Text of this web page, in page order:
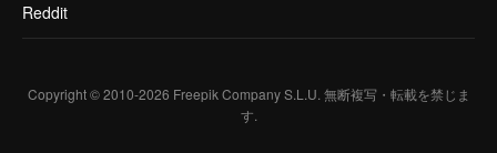
Reddit
Copyright © 2010-2026 Freepik Company S.L.U. 無断複写・転載を禁じま
す.